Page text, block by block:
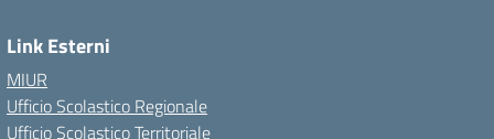
Link Esterni
MIUR
Ufficio Scolastico Regionale
Ufficio Scolastico Territoriale